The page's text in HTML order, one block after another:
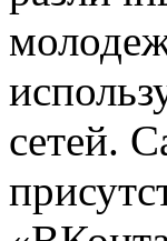
сетей.